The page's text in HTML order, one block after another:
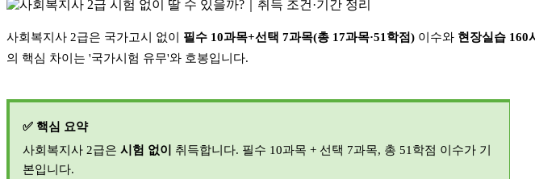
사회복지사 2급은 국가고시 없이 필수 10과목+선택 7과목(총 17과목·51 학점) 이수와 현장실습 160
의 핵심 차이는 '국가시험 유무'와 호봉입니다.
✅ 핵심 요약
사회복지사 2급은 시험 없이 취득합니다. 필수 10과목 + 선택 7과목, 총 51학점 이수가 기
본입니다.